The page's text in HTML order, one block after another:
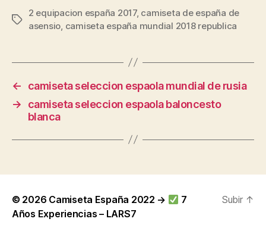
Etiquetas
2 equipacion españa 2017, camiseta de españa de
asensio, camiseta españa mundial 2018 republica
←
camiseta seleccion espaola mundial de rusia
→
camiseta seleccion espaola baloncesto
blanca
© 2026 Camiseta España 2022 →
7
Años Experiencias – LARS7
Subir ↑